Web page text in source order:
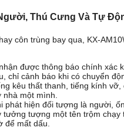
Thú Cưng Và Tự
côn trùng bay qua, KX-
được thông báo chính xác
chỉ cảnh báo khi có chuyển
kêu thất thanh, tiếng kính
một mình.
phát hiện đối tượng là người,
tưởng tượng một tên trộm
để mất dấu.